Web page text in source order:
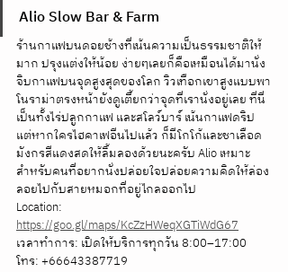
Alio Slow Bar & Farm
ร้านกาแฟบนดอยช้างที่เน้นความเป็นธรรมชาติให้
มาก ปรุงแต่งให้น้อย ง่ายๆเลยก็คือเหมือนได้มานั่ง
จิบกาแฟบนจุดสูงสุดของโลก วิวเทือกเขาสูงแบบพา
โนราม่าตรงหน้ายังดูเตี้ยกว่าจุดที่เรานั่งอยู่เลย ที่นี่
เป็นทั้งไร่ปลูกกาแฟ และสโลว์บาร์ เน้นกาแฟดริป
แต่หากใครไฮคาเฟอีนไปแล้ว ก็มีโกโก้และชาเลือด
มังกรสีแดงสดให้ลิ้มลองด้วยนะครับ Alio เหมาะ
สำหรับคนที่อยากนั่งปล่อยใจปล่อยความคิดให้ล่อง
ลอยไปกับสายหมอกที่อยู่ไกลออกไป
Location:
https://goo.gl/maps/KcZzHWeqXGTiWdG67
เวลาทำการ: เปิดให้บริการทุกวัน 8:00–17:00
โทร: +66643387719